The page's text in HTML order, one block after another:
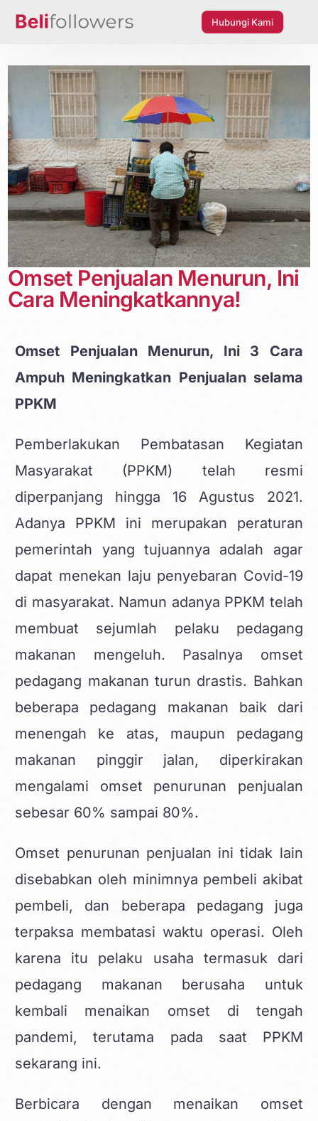
Hubungi Kami
Omset Penjualan Menurun, Ini
Cara Meningkatkannya!
Omset Penjualan Menurun, Ini 3 Cara
Ampuh Meningkatkan Penjualan selama
PPKM
Pemberlakukan Pembatasan Kegiatan
Masyarakat (PPKM) telah resmi
diperpanjang hingga 16 Agustus 2021.
Adanya PPKM ini merupakan peraturan
pemerintah yang tujuannya adalah agar
dapat menekan laju penyebaran Covid-19
di masyarakat. Namun adanya PPKM telah
membuat sejumlah pelaku pedagang
makanan mengeluh. Pasalnya omset
pedagang makanan turun drastis. Bahkan
beberapa pedagang makanan baik dari
menengah ke atas, maupun pedagang
makanan pinggir jalan, diperkirakan
mengalami omset penurunan penjualan
sebesar 60% sampai 80%.
Omset penurunan penjualan ini tidak lain
disebabkan oleh minimnya pembeli akibat
pembeli, dan beberapa pedagang juga
terpaksa membatasi waktu operasi. Oleh
karena itu pelaku usaha termasuk dari
pedagang makanan berusaha untuk
kembali menaikan omset di tengah
pandemi, terutama pada saat PPKM
sekarang ini.
Berbicara dengan menaikan omset